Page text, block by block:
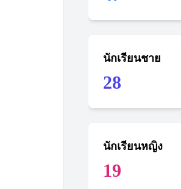
นักเรียนชาย
28
นักเรียนหญิง
19